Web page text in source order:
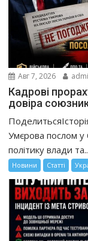
Авг 7, 2026
Кадрові
довіра
Умєрова послом
політику влади
Новини Статті